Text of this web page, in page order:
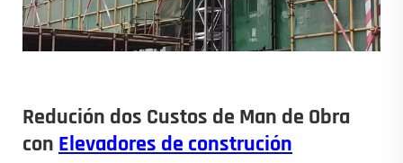
Redución dos Custos de Man de Obra
con Elevadores de construción